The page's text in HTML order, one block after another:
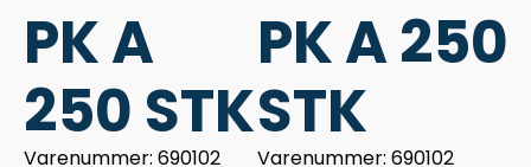
PK A
250 STK
Varenummer: 690102
PK A 250
STK
Varenummer: 690102